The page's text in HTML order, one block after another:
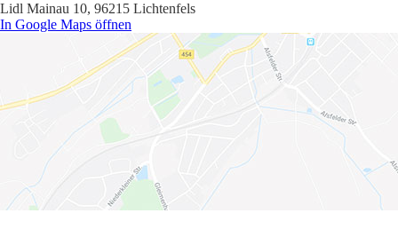
Lidl Mainau 10, 96215 Lichtenfels
In Google Maps öffnen